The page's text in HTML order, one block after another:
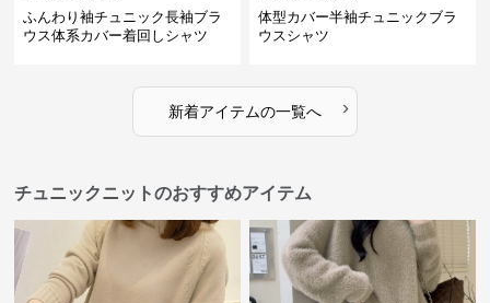
ふんわり袖チュニック長袖ブラ
ウス体系カバー着回しシャツ
体型カバー半袖チュニックブラ
ウスシャツ
新着アイテムの一覧へ ›
チュニックニットのおすすめアイテム